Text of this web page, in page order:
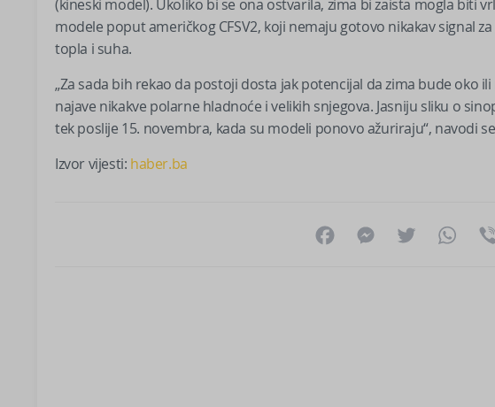
(kineski model). Ukoliko bi se ona ostvarila, zima bi zaista mogla biti
modele poput američkog CFSV2, koji nemaju gotovo nikakav signal
topla i suha.
„Za sada bih rekao da postoji dosta jak potencijal da zima bude oko
najave nikakve polarne hladnoće i velikih snjegova. Jasniju sliku o
tek poslije 15. novembra, kada su modeli ponovo ažuriraju“, navodi
Izvor vijesti: haber.ba
FacebookMessenger
Twitter